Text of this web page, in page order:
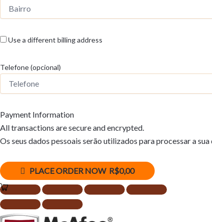
Use a different billing address
Telefone(opcional)
Payment Information
All transactions are secure and encrypted.
Os seus dados pessoais serão utilizados para processar a
PLACE ORDER NOW R$0,00